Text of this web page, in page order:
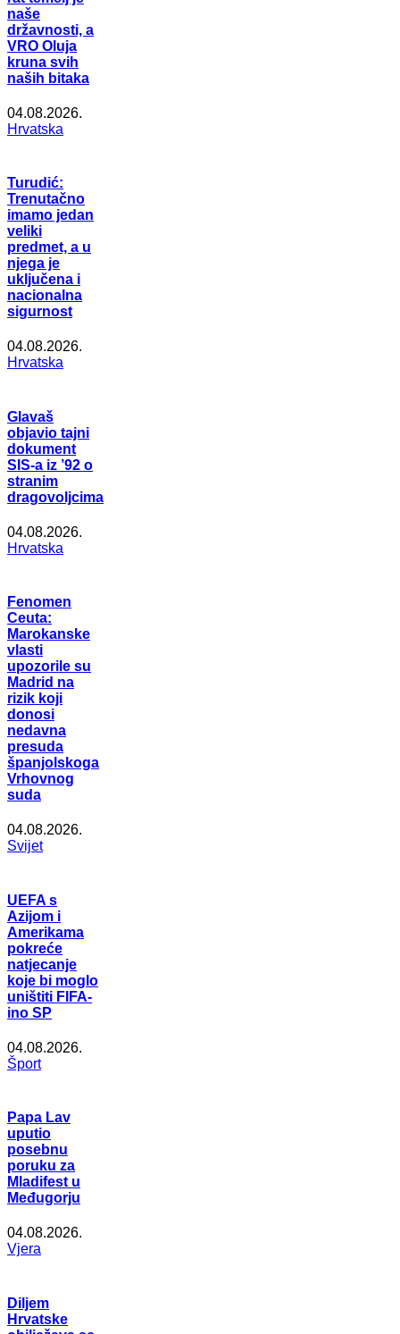
naše
državnosti, a
VRO Oluja
kruna svih
naših bitaka
04.08.2026.
Hrvatska
Turudić:
Trenutačno
imamo jedan
veliki
predmet, a u
njega je
uključena i
nacionalna
sigurnost
04.08.2026.
Hrvatska
Glavaš
objavio tajni
dokument
SIS-a iz ’92 o
stranim
dragovoljcima
04.08.2026.
Hrvatska
Fenomen
Ceuta:
Marokanske
vlasti
upozorile su
Madrid na
rizik koji
donosi
nedavna
presuda
španjolskoga
Vrhovnog
suda
04.08.2026.
Svijet
UEFA s
Azijom i
Amerikama
pokreće
natjecanje
koje bi moglo
uništiti FIFA-
ino SP
04.08.2026.
Šport
Papa Lav
uputio
posebnu
poruku za
Mladifest u
Međugorju
04.08.2026.
Vjera
Diljem
Hrvatske